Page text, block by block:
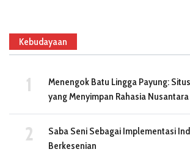
Kebudayaan
Menengok Batu Lingga Payung:
yang Menyimpan Rahasia Nusantara
Saba Seni Sebagai Implementasi
Berkesenian